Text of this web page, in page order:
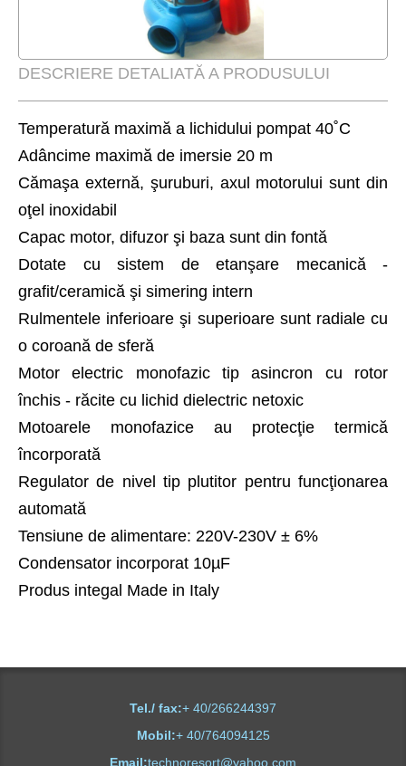
DESCRIERE DETALIATĂ A PRODUSULUI
Temperatură maximă a lichidului pompat 40˚C
Adâncime maximă de imersie 20 m
Cămaşa externă, şuruburi, axul motorului sunt din
oţel inoxidabil
Capac motor, difuzor şi baza sunt din fontă
Dotate cu sistem de etanşare mecanică -
grafit/ceramică şi simering intern
Rulmentele inferioare şi superioare sunt radiale cu
o coroană de sferă
Motor electric monofazic tip asincron cu rotor
închis - răcite cu lichid dielectric netoxic
Motoarele monofazice au protecţie termică
încorporată
Regulator de nivel tip plutitor pentru funcţionarea
automată
Tensiune de alimentare: 220V-230V ± 6%
Condensator incorporat 10µF
Produs integal Made in Italy
Tel./ fax:+ 40/266244397
Mobil:+ 40/764094125
Email:technoresort@yahoo.com